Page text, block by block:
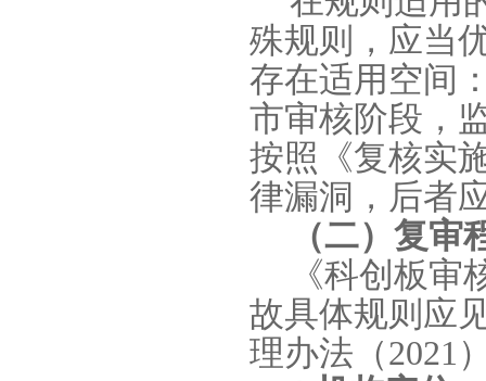
殊规则，应当
存在适用空间
市审核阶段，
按照《复核实
律漏洞，后者
（二）复
《科创板
故具体规则应
理办法（2021